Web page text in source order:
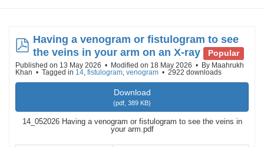
pdf
Having a venogram or fistulogram to see
the veins in your arm on an X-ray
Popular
Published on 13 May 2026 Modified on 18 May 2026 By Maahrukh
Khan
Tagged in 14, fistulogram, venogram 2922 downloads
Download
(pdf, 389 KB)
14_052026 Having a venogram or fistulogram to see the veins in
your arm.pdf